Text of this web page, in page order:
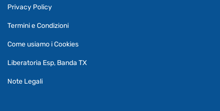
Privacy Policy
Termini e Condizioni
Come usiamo i Cookies
Liberatoria Esp, Banda TX
Note Legali